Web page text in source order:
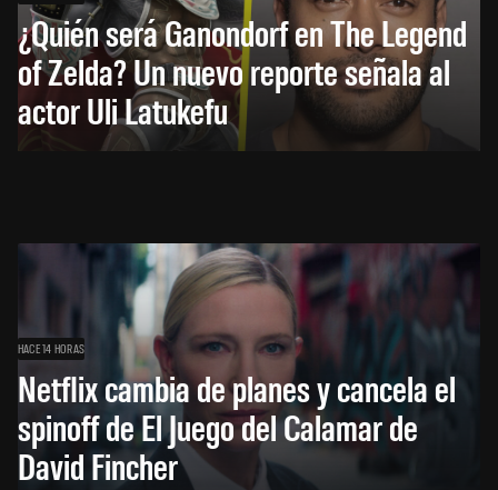
¿Quién será Ganondorf en The Legend
of Zelda? Un nuevo reporte señala al
actor Uli Latukefu
HACE 14 HORAS
Netflix cambia de planes y cancela el
spinoff de El Juego del Calamar de
David Fincher